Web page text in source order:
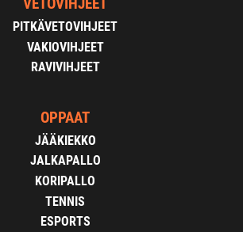
PITKÄVETOVIHJEET
VAKIOVIHJEET
RAVIVIHJEET
OPPAAT
JÄÄKIEKKO
JALKAPALLO
KORIPALLO
TENNIS
ESPORTS